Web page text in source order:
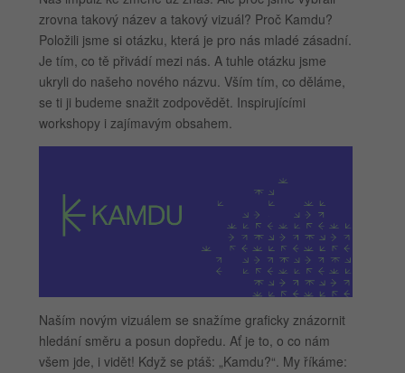
zrovna takový název a takový vizuál? Proč Kamdu?
Položili jsme si otázku, která je pro nás mladé zásadní.
Je tím, co tě přivádí mezi nás. A tuhle otázku jsme
ukryli do našeho nového názvu. Vším tím, co děláme,
se ti ji budeme snažit zodpovědět. Inspirujícími
workshopy i zajímavým obsahem.
Naším novým vizuálem se snažíme graficky znázornit
hledání směru a posun dopředu. Ať je to, o co nám
všem jde, i vidět! Když se ptáš: „Kamdu?“. My říkáme: